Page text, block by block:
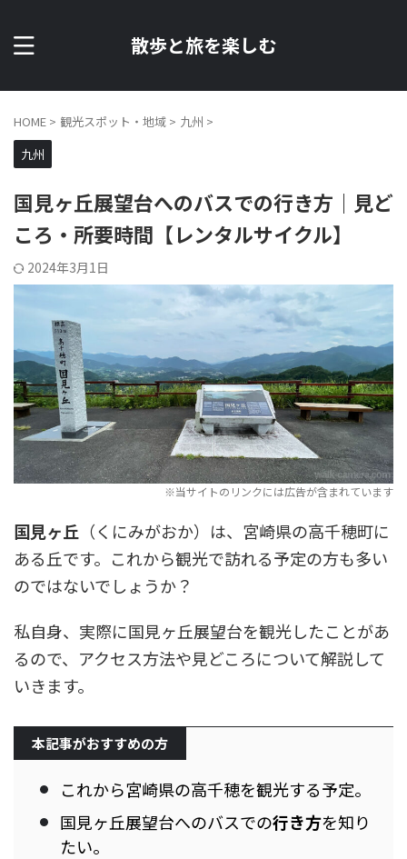
散歩と旅を楽しむ
HOME > 観光スポット・地域 > 九州 >
九州
国見ヶ丘展望台へのバスでの行き方｜見ど
ころ・所要時間【レンタルサイクル】
2024年3月1日
国見ヶ丘 （くにみがおか）は、宮崎県の高千穂町に
ある丘です。これから観光で訪れる予定の方も多い
のではないでしょうか？
私自身、実際に国見ヶ丘展望台を観光したことがあ
るので、アクセス方法や見どころについて解説して
いきます。
本記事がおすすめの方
これから宮崎県の高千穂を観光する予定。
国見ヶ丘展望台へのバスでの行き方を知り
たい。